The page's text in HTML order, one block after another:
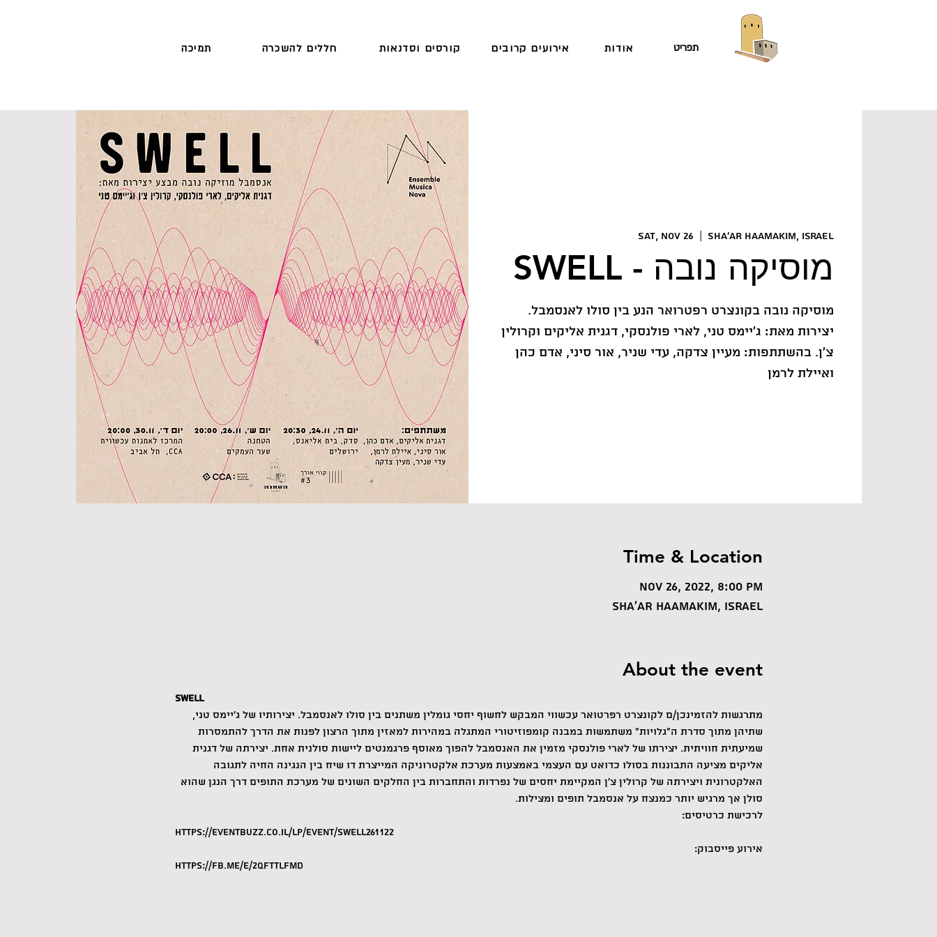
תמיכה חללים להשכרה קורסים וסדנאות אירועים קרובים אודות תפריט
Sat, Nov 26 Sha'ar HaAmakim, Israel
SWELL - מוסיקה נובה
.מוסיקה נובה בקונצרט רפטרואר הנע בין סולו לאנסמבל
יצירות מאת: ג'יימס טני, לארי פולנסקי, דגנית אליקים וקרולין
צ'ן. בהשתתפות: מעיין צדקה, עדי שניר, אור סיני, אדם כהן
ואיילת לרמן
Time & Location
Nov 26, 2022, 8:00 PM
Sha'ar HaAmakim, Israel
About the event
SWELL
מתרגשות להזמינכן/ם לקונצרט רפרטואר עכשווי המבקש לחשוף יחסי גומלין משתנים בין סולו לאנסמבל. יצירותיו של ג'יימס טני,
שתיהן מתוך סדרת ה"גלויות" משתמשות במבנה קומפוזיטורי המתגלה במהירות למאזין מתוך הרצון לפנות את הדרך להתמסרות
שמיעתית חוויתית. יצירתו של לארי פולנסקי מזמין את האנסמבל להפוך מאוסף פרגמנטים ליישות סולנית אחת. יצירתה של דגנית
אליקים מציעה התבוננות בסולו כדואט עם העצמי באמצעות מערכת אלקטרוניקה המייצרת דו שיח בין הנגינה החיה לתגובה
האלקטרונית ויצירתה של קרולין צ'ן המקיימת יחסים של נפרדות והתחברות בין החלקים השונים של מערכת התופים דרך הנגן שהוא
סולן אך מרגיש יותר כמנצח על אנסמבל תופים ומצילות.
לרכישת כרטיסים:
https://eventbuzz.co.il/lp/event/swell261122
אירוע פייסבוק:
https://fb.me/e/2qfttLfmD